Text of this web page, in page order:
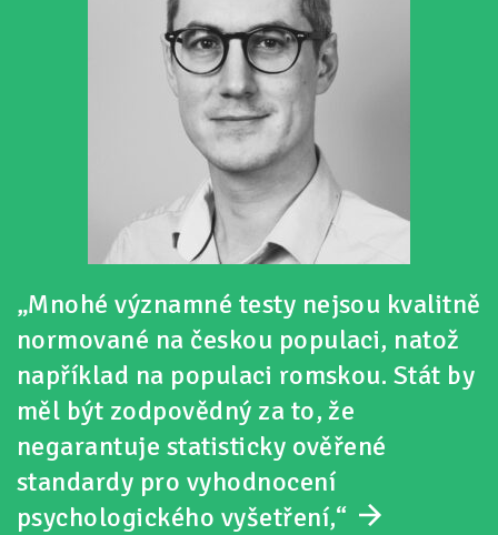
„Mnohé významné testy nejsou kvalitně
normované na českou populaci, natož
například na populaci romskou. Stát by
měl být zodpovědný za to, že
negarantuje statisticky ověřené
standardy pro vyhodnocení
psychologického vyšetření,“